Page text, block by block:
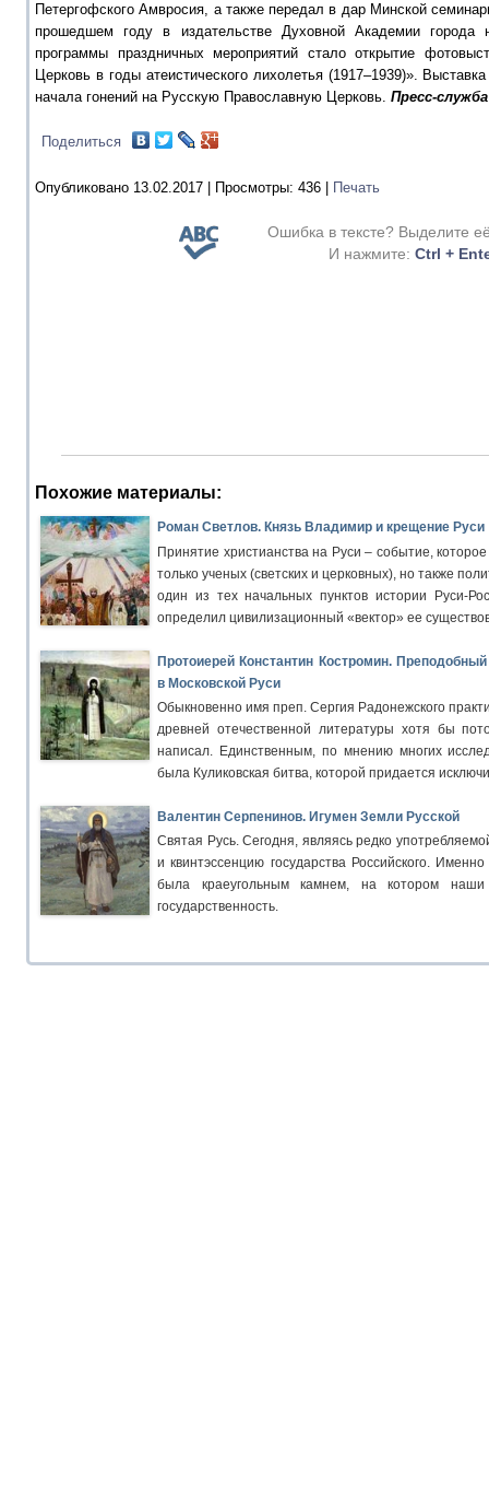
Петергофского Амвросия, а также передал в дар Минской
прошедшем году в издательстве Духовной Академии города
программы праздничных мероприятий стало открытие
Церковь в годы атеистического лихолетья (1917–1939)».
начала гонений на Русскую Православную Церковь. Пресс-
Поделиться
Опубликовано 13.02.2017 | Просмотры: 436 Печать
Ошибка в тексте? Выделите
И нажмите: Ctrl +
Похожие материалы:
Роман Светлов. Князь Владимир и крещение Руси
Принятие христианства на Руси – событие,
только ученых (светских и церковных), но также
один из тех начальных пунктов истории Руси-
определил цивилизационный «вектор» ее
Протоиерей Константин Костромин.
в Московской Руси
Обыкновенно имя преп. Сергия Радонежского
древней отечественной литературы хотя бы
написал. Единственным, по мнению многих
была Куликовская битва, которой придается
Валентин Серпенинов. Игумен Земли Русской
Святая Русь. Сегодня, являясь редко
и квинтэссенцию государства Российского.
была краеугольным камнем, на котором
государственность.